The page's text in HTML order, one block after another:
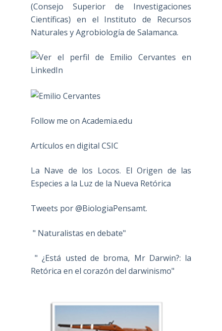
(Consejo Superior de Investigaciones
Científicas) en el Instituto de Recursos
Naturales y Agrobiología de Salamanca.
Follow me on Academia.edu
Artículos en digital CSIC
La Nave de los Locos. El Origen de las
Especies a la Luz de la Nueva Retórica
Tweets por @BiologiaPensamt.
" Naturalistas en debate"
" ¿Está usted de broma, Mr Darwin?: la
Retórica en el corazón del darwinismo"